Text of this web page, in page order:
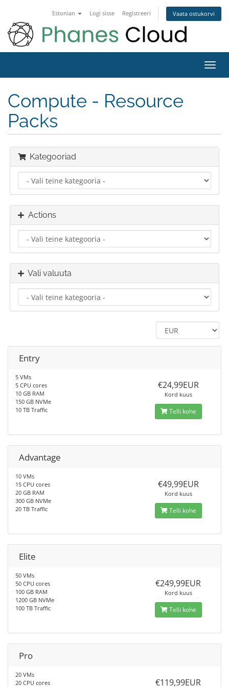
Estonian Logi sisse Registreeri Vaata ostukorvi
Compute - Resource
Packs
Kategooriad
Actions
Vali valuuta
Entry
5 VMs
5 CPU cores
10 GB RAM
150 GB NVMe
10 TB Traffic
€24,99EUR
Kord kuus
Telli kohe
Advantage
10 VMs
15 CPU cores
20 GB RAM
300 GB NVMe
20 TB Traffic
€49,99EUR
Kord kuus
Telli kohe
Elite
50 VMs
50 CPU cores
100 GB RAM
1200 GB NVMe
100 TB Traffic
€249,99EUR
Kord kuus
Telli kohe
Pro
20 VMs
20 CPU cores
€119,99EUR